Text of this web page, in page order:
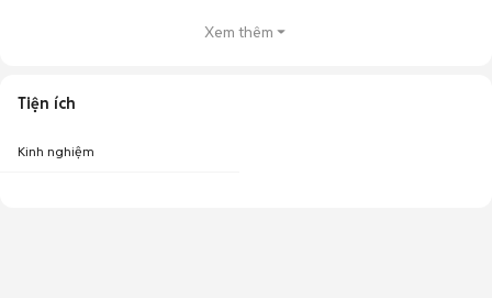
Xem thêm
Tiện ích
Kinh nghiệm